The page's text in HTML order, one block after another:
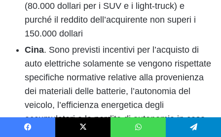
(80.000 dollari per i SUV e i light-truck) e
purché il reddito dell’acquirente non superi i
150.000 dollari
Cina. Sono previsti incentivi per l’acquisto di
auto elettriche solamente se vengono rispettate
specifiche normative relative alla provenienza
dei materiali delle batterie, l’autonomia del
veicolo, l’efficienza energetica degli
accumulatori e la perdita di autonomia in caso
di freddo molto intenso. Al momento, i modelli